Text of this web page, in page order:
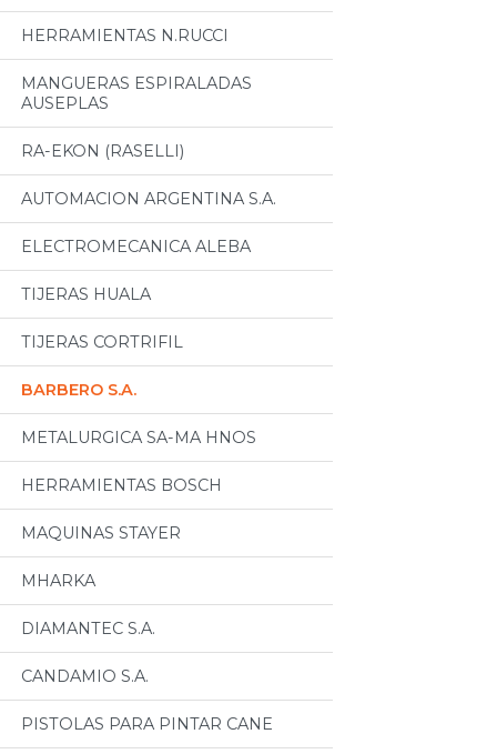
HERRAMIENTAS N.RUCCI
MANGUERAS ESPIRALADAS
AUSEPLAS
RA-EKON (RASELLI)
AUTOMACION ARGENTINA S.A.
ELECTROMECANICA ALEBA
TIJERAS HUALA
TIJERAS CORTRIFIL
BARBERO S.A.
METALURGICA SA-MA HNOS
HERRAMIENTAS BOSCH
MAQUINAS STAYER
MHARKA
DIAMANTEC S.A.
CANDAMIO S.A.
PISTOLAS PARA PINTAR CANE